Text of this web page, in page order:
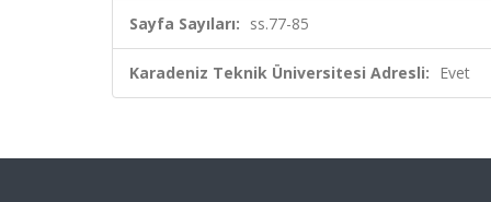
Sayfa Sayıları: ss.77-85
Karadeniz Teknik Üniversitesi Adresli: Evet